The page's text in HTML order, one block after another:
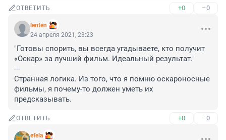
ОТВЕТИТЬ +0 –0
lenten
24 апреля 2021, 23:23
"Готовы спорить, вы всегда угадываете, кто получит
«Оскар» за лучший фильм. Идеальный результат."
---
Странная логика. Из того, что я помню оскароносные
фильмы, я почему-то должен уметь их
предсказывать.
ОТВЕТИТЬ +0 –0
efela